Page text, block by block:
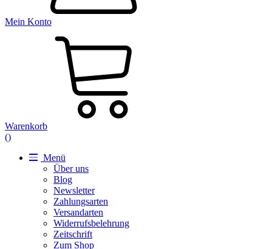
Mein Konto
Warenkorb
()
Menü
Über uns
Blog
Newsletter
Zahlungsarten
Versandarten
Widerrufsbelehrung
Zeitschrift
Zum Shop